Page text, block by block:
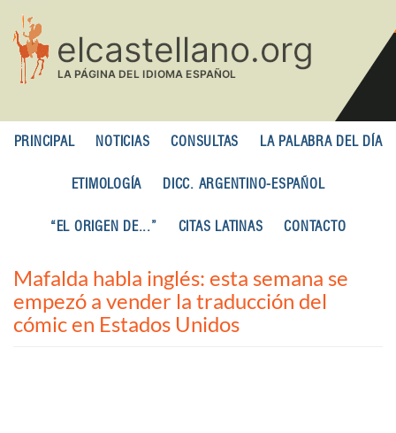
contenido
principal
PRINCIPAL NOTICIAS CONSULTAS LA PALABRA DEL DÍA
ETIMOLOGÍA DICC. ARGENTINO-ESPAÑOL
“EL ORIGEN DE...” CITAS LATINAS CONTACTO
Mafalda habla inglés: esta semana se
empezó a vender la traducción del
cómic en Estados Unidos